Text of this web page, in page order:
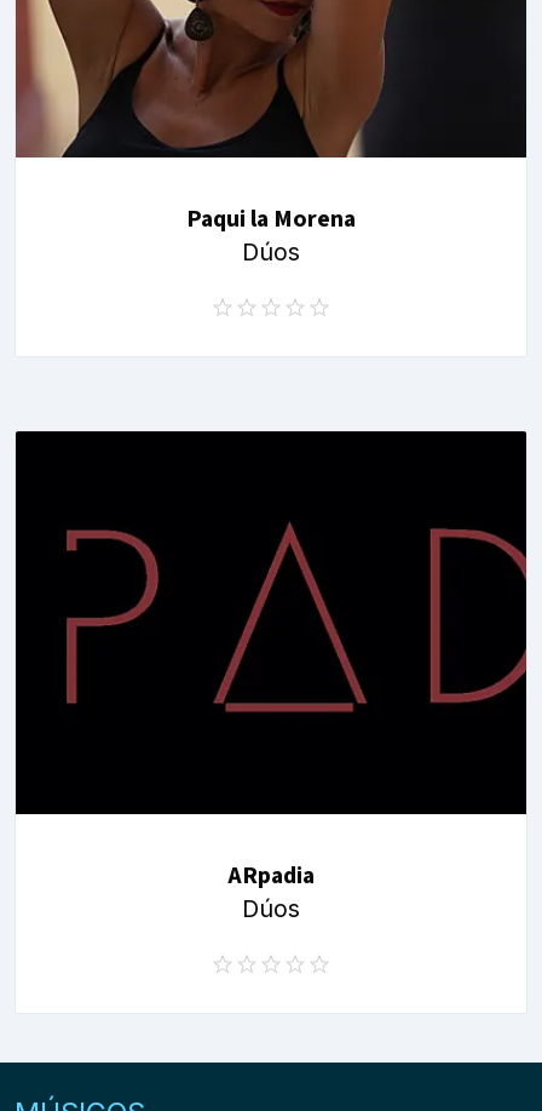
Paqui la Morena
Dúos
ARpadia
Dúos